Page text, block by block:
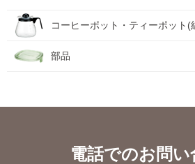
コーヒーポット・ティーポット(
部品
電話でのお問い